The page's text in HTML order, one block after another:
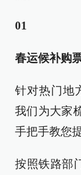
01
春运候补购
针对热门地
我们为大家
手把手教您
按照铁路部